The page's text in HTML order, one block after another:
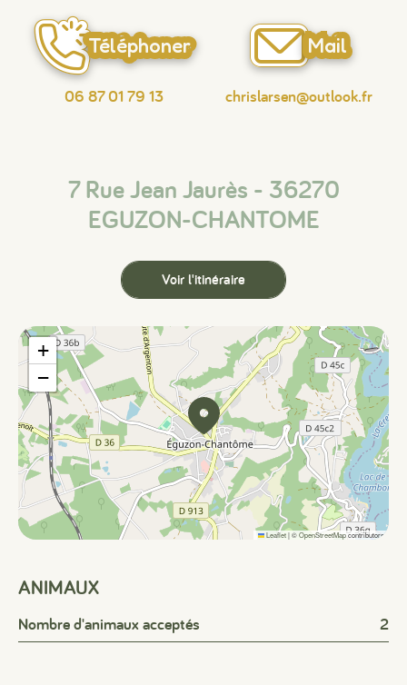
Téléphoner
06 87 01 79 13
Mail
chrislarsen@outlook.fr
7 Rue Jean Jaurès - 36270
EGUZON-CHANTOME
Voir l'itinéraire
+
−
Leaflet|©OpenStreetMapcontributors
ANIMAUX
Nombre d'animaux acceptés 2